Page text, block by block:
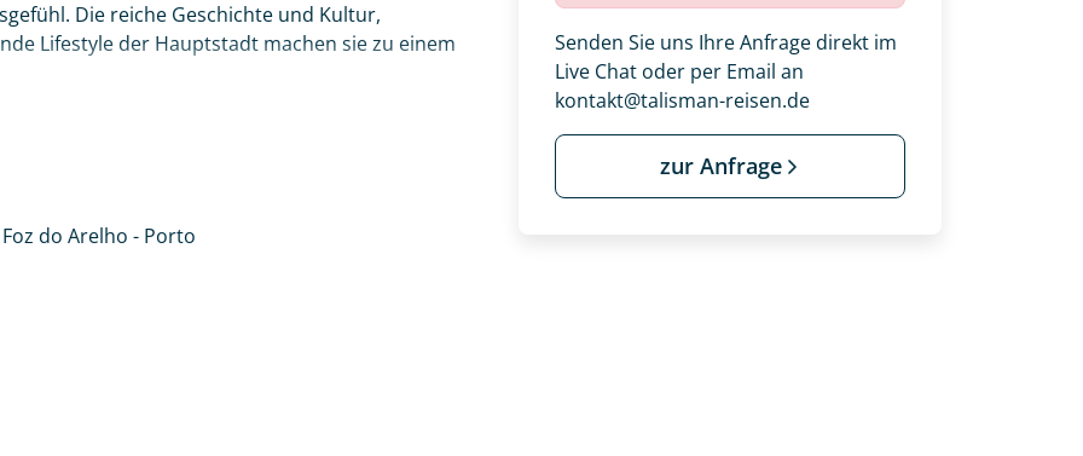
Senden Sie uns Ihre Anfrage direkt im
Live Chat oder per Email an
kontakt@talisman-reisen.de
zur Anfrage
Die reiche Geschichte und Kultur,
Lifestyle der Hauptstadt machen sie zu einem
die Emotionen von Portugal zu spüren.
do Arelho - Porto
Ihr Urlaub - so individuell wie Sie. Teilen Sie uns Ihre Wunschtermine für die Reise
kontaktieren Sie, um alles Weitere zu besprechen. Gemeinsam gestalten wir Ihre